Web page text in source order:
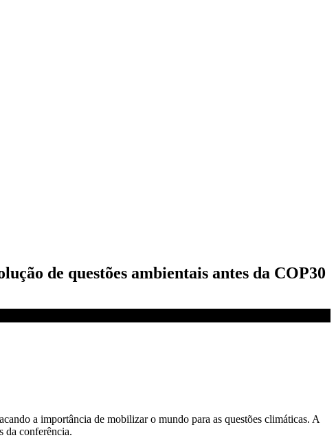
de questões ambientais antes da COP30
a importância de mobilizar o mundo para as questões climáticas. A
da conferência.